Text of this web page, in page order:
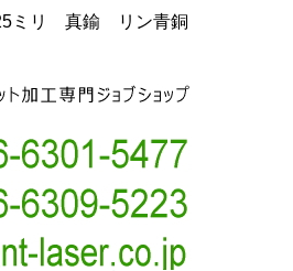
ミリ 真鍮 リン青銅